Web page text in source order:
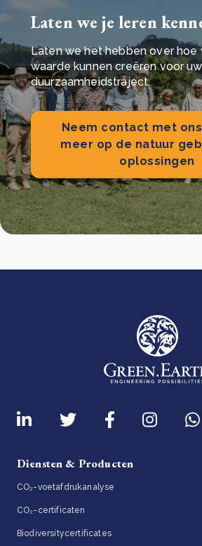
Laten we je leren
Laten we het hebben over hoe
waarde kunnen creëren voor uw
duurzaamheidstraject.
Neem contact met
meer op de natuur
oplossingen
Diensten & Producten
CO₂-voetafdrukanalyse
CO₂-certificaten
Biodiversitycertificates